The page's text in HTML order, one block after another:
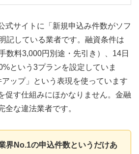
式サイトに「新規申込み件数がソフ
記している業者です。融資条件は
数料3,000円別途・先引き）、14日
という3プランを設定していま
ップ」という表現を使っています
促す仕組みにほかなりません。金融
全な違法業者です。
界No.1の申込件数というだけあ